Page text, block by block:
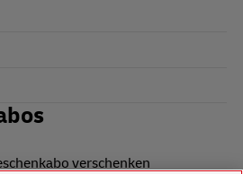
verschenken